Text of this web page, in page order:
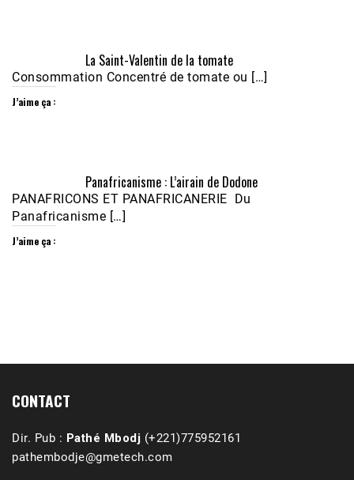
Nobana (Podologue)
Feb 24, 2021 • 28mnLa Saint-Valentin de la tomate
Consommation Concentré de tomate ou […]
J’aime ça :
Panafricanisme : L’airain de Dodone
PANAFRICONS ET PANAFRICANERIE Du
Panafricanisme […]
J’aime ça :
CONTACT
Dir. Pub : Pathé Mbodj (+221)775952161
pathembodje@gmetech.com